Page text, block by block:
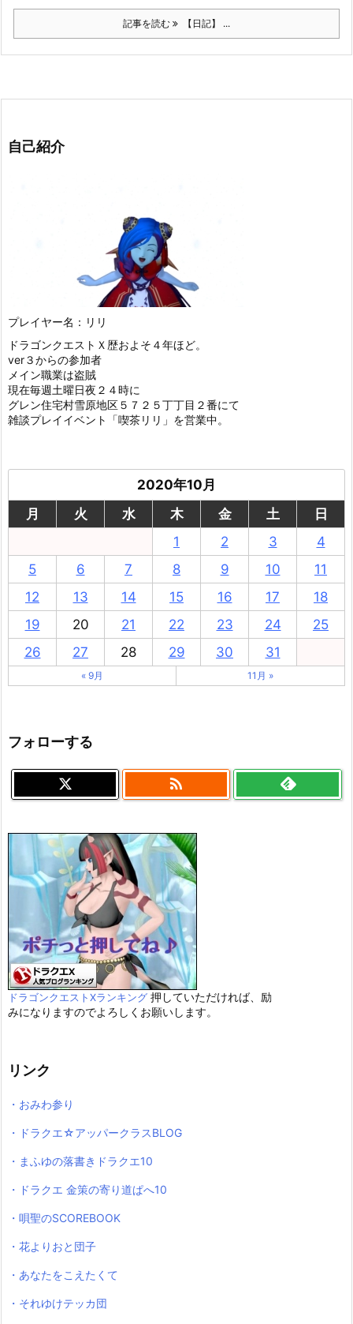
記事を読む 【日記】 ...
自己紹介
プレイヤー名：リリ
ドラゴンクエストＸ歴およそ４年ほど。
ver３からの参加者
メイン職業は盗賊
現在毎週土曜日夜２４時に
グレン住宅村雪原地区５７２５丁丁目２番にて
雑談プレイイベント「喫茶リリ」を営業中。
2020年10月
月
火 水 木 金 土
日
1
2 3
4
5
6 7 8 9 10
11
12
13 14 15 16 17
18
19
20 21 22 23 24
25
26
27 28 29 30 31
« 9月 11月 »
フォローする

ドラゴンクエストXランキング 押していただければ、励
みになりますのでよろしくお願いします。
リンク
・おみわ参り
・ドラクエ☆アッパークラスBLOG
・まふゆの落書きドラクエ10
・ドラクエ 金策の寄り道ぱへ10
・唄聖のSCOREBOOK
・花よりおと団子
・あなたをこえたくて
・それゆけテッカ団